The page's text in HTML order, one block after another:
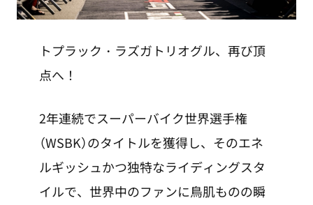
トプラック・ラズガトリオグル、再び頂
点へ！
2年連続でスーパーバイク世界選手権
（WSBK）のタイトルを獲得し、そのエネ
ルギッシュかつ独特なライディングスタ
イルで、世界中のファンに鳥肌ものの瞬